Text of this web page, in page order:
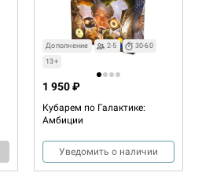
Дополнение 2-5
30-60
13+
Кубарем по Галактике:
Амбиции
1 950 ₽
Уведомить о наличии